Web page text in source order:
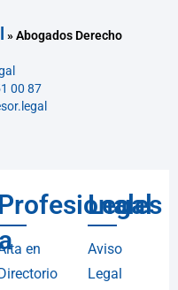
»Abogados Derecho
00 87
Profesionales
en
Directorio
Legal
Aviso
Legal